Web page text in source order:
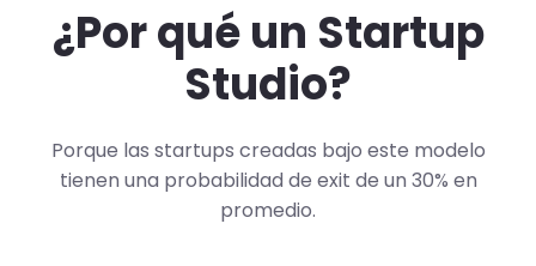
¿Por qué un Startup
Studio?
Porque las startups creadas bajo este modelo
tienen una probabilidad de exit de un 30% en
promedio.